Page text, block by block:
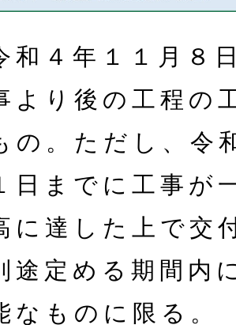
和４年１１月８
より後の工程の
の。ただし、令
日までに工事が
に達した上で交
途定める期間内
なものに限る。